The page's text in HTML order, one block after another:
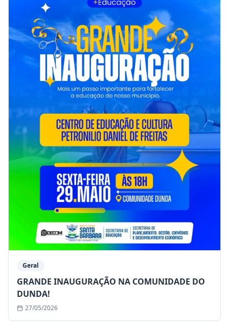
Geral
GRANDE INAUGURAÇÃO NA COMUNIDADE DO
DUNDA!
27/05/2026